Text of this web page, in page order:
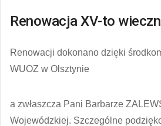
Renowacja XV-to
Renowacji dokonano dzięki
WUOZ w Olsztynie
a zwłaszcza Pani Barbarze
Wojewódzkiej. Szczególne